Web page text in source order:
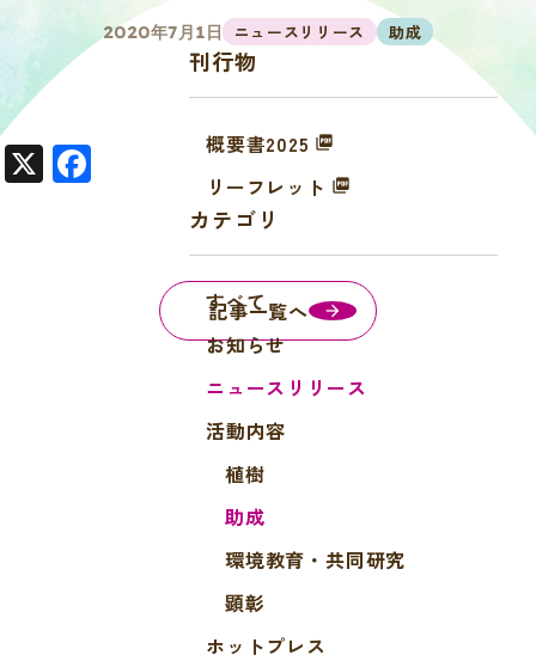
2020年7月1日 ニュースリリース 助成
X
記事一覧へ
刊行物
概要書2025
リーフレット
カテゴリ
すべて
お知らせ
ニュースリリース
活動内容
植樹
助成
環境教育・共同研究
顕彰
ホットプレス